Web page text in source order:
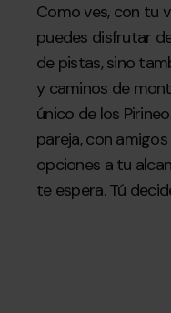
Como ves, con tu
puedes disfrutar
de pistas, sino
y caminos de
único de los
pareja, con
opciones a tu
te espera. Tú